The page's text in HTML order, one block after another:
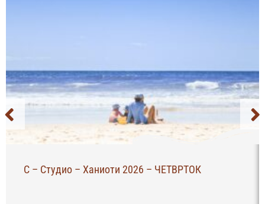
С – Студио – Ханиоти 2026 – ЧЕТВРТОК